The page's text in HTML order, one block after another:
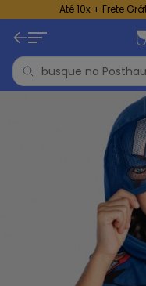
Até 10x + Frete